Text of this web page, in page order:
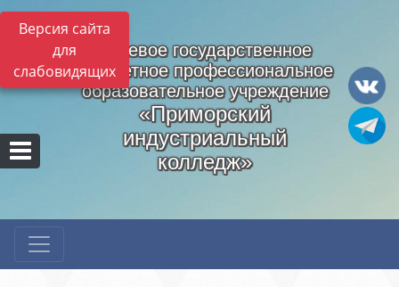
Версия сайта
для
слабовидящих
Краевое государственное
бюджетное профессиональное
образовательное учреждение
«Приморский
индустриальный
колледж»